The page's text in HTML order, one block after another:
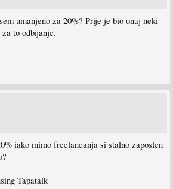
umanjeno za 20%? Prije je bio onaj neki
to odbijanje.
iako mimo freelancanja si stalno zaposlen
Tapatalk